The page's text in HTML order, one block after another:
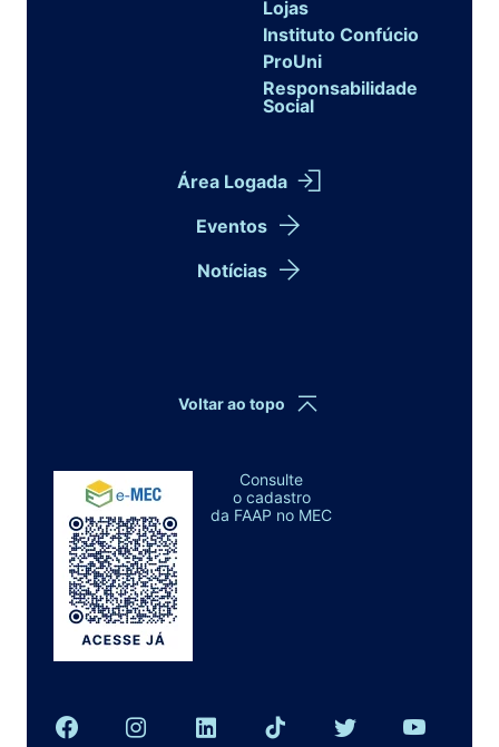
Lojas
Instituto Confúcio
ProUni
Responsabilidade
Social
Área Logada
Eventos
Notícias
Consulte
o cadastro
da FAAP no MEC
Voltar ao topo